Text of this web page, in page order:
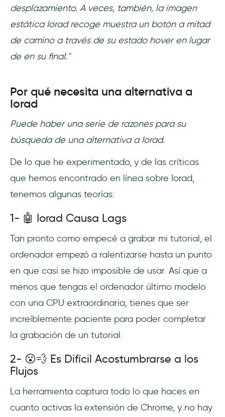
desplazamiento. A veces, también, la imagen
estática Iorad recoge muestra un botón a mitad
de camino a través de su estado hover en lugar
de en su final."
Por qué necesita una alternativa a
Iorad
Puede haber una serie de razones para su
búsqueda de una alternativa a Iorad.
De lo que he experimentado, y de las críticas
que hemos encontrado en línea sobre Iorad,
tenemos algunas teorías:
1- 🤖 Iorad Causa Lags
Tan pronto como empecé a grabar mi tutorial, el
ordenador empezó a ralentizarse hasta un punto
en que casi se hizo imposible de usar. Así que a
menos que tengas el ordenador último modelo
con una CPU extraordinaria, tienes que ser
increíblemente paciente para poder completar
la grabación de un tutorial.
2- 😮💨 Es Difícil Acostumbrarse a los
Flujos
La herramienta captura todo lo que haces en
cuanto activas la extensión de Chrome, y no hay